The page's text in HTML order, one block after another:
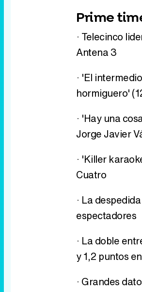
Prime
· Telecinco
Antena 3
· 'El
hormiguero'
· 'Hay una
Jorge Javier
· 'Killer
Cuatro
· La
espectadores
· La doble
y 1,2 puntos
· Grandes